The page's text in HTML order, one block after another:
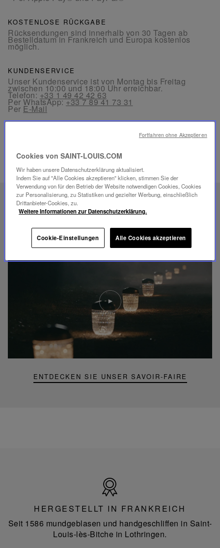
KOSTENLOSE RÜCKGABE
Rücksendungen sind innerhalb von 30 Tagen ab
Bestelldatum in Frankreich und Europa kostenlos
möglich.
KUNDENSERVICE
Unser Kundenservice ist von Montag bis Freitag
zwischen 10:00 und 18:00 Uhr erreichbar.
Telefon:+33 1 49 42 42 63
Per WhatsApp:+33 7 89 41 73 31
Per E-Mail
VERWANDTE PRODUKTE
EINZIGARTIGES
SAVOIR-FAIRE
FOLIA BELEUCHTUNG
ENTDECKEN SIE UNSER SAVOIR-FAIRE
Video
abspielen
YouTube-
Video,
Folia
Mini-
Portable-
Frankreich
HERGESTELLT IN FRANKREICH
Seit 1586 mundgeblasen und handgeschliffen in Saint-
Louis-lès-Bitche in Lothringen.
Cookies von SAINT-LOUIS.COM
Wir haben unsere Datenschutzerklärung aktualisiert.
Indem Sie auf "Alle Cookies akzeptieren" klicken, stimmen Sie der
Verwendung von für den Betrieb der Website notwendigen Cookies, Cookies
zur Personalisierung, zu Statistiken und gezielter Werbung, einschließlich
Drittanbieter-Cookies, zu.
Weitere Informationen zur Datenschutzerklärung.
Cookie-Einstellungen Alle Cookies akzeptieren
Fortfahren ohne Akzeptieren